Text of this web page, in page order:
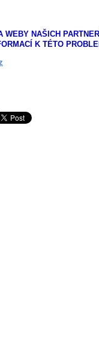
WEBY NAŠICH
K TÉTO